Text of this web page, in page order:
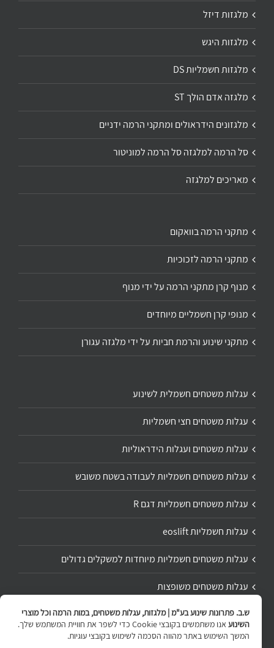
מלגזות דיזל
מלגזות היגש
מלגזות חשמליות DS
מלגזה אדם הולך ST
מלגזונים הידראולים ומתקני הרמה ידניים
סל הרמה למלגזה סל הרמה למוניטור
מאריכים למלגזה
מתקני הרמה בוואקום
מתקני הרמה לזכוכיות
מנוף קרן מתקני הרמה על ידי מנוף
מנופי קרן חשמליים מיוחדים
מתקני שינוע והרמת חביות על ידי מלגזה עגורן
עגלות משטחים חשמלית לשינוע
עגלות משטחים חצי חשמליות
עגלות משטחים ועגלות הידראוליות
עגלות משטחים חשמליות לעבודה בשטח משובש
עגלות משטחים חשמליות דגם R
עגלות חשמליות eoslift
עגלות משטחים חשמליות מיוחדות למשקלים גדולים
עגלות משטחים משופצות
תיקון ושיפוץ עגלת משטחים
ש.ב. פתרונות שינוע בע"מ | מלגזות, עגלות משטחים, במות הרמה וכל מוצרי
השינוע
אנו משתמשים בקובצי Cookie כדי לשפר את חוויית המשתמש שלך.
המשך השימוש באתר מהווה הסכמה לשימוש בקובצי עוגיות.